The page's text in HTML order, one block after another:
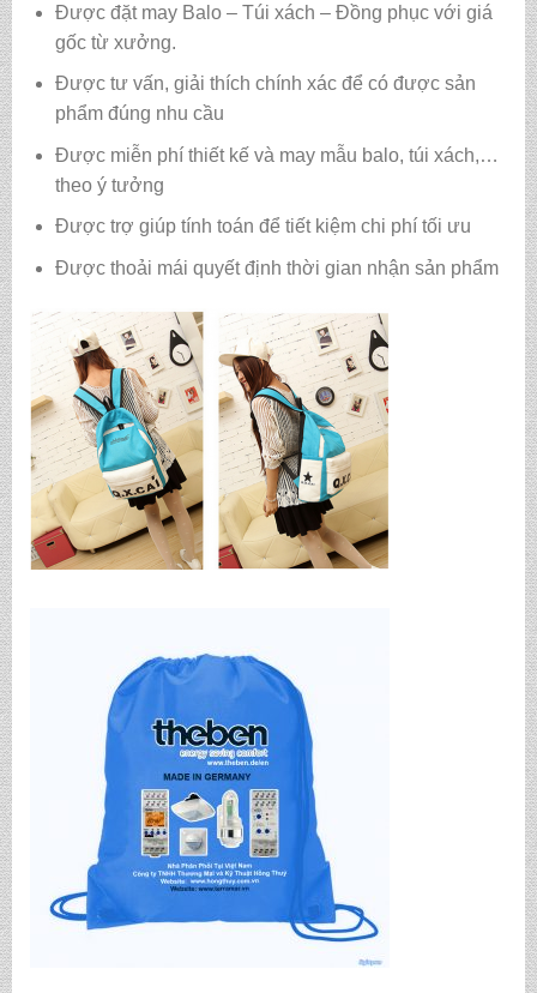
Được đặt may Balo – Túi xách – Đồng phục với giá
gốc từ xưởng.
Được tư vấn, giải thích chính xác để có được sản
phẩm đúng nhu cầu
Được miễn phí thiết kế và may mẫu balo, túi xách,…
theo ý tưởng
Được trợ giúp tính toán để tiết kiệm chi phí tối ưu
Được thoải mái quyết định thời gian nhận sản phẩm